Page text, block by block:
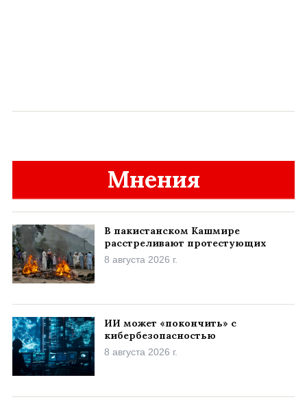
Мнения
В пакистанском Кашмире
расстреливают протестующих
8 августа 2026 г.
ИИ может «покончить» с
кибербезопасностью
8 августа 2026 г.